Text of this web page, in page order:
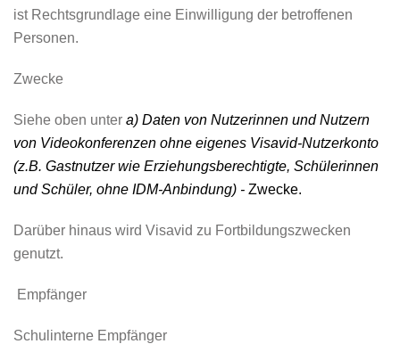
ist Rechtsgrundlage eine Einwilligung der betroffenen
Personen.
Zwecke
Siehe oben unter a) Daten von Nutzerinnen und Nutzern
von Videokonferenzen ohne eigenes Visavid-Nutzerkonto
(z.B. Gastnutzer wie Erziehungsberechtigte, Schülerinnen
und Schüler, ohne IDM-Anbindung) - Zwecke.
Darüber hinaus wird Visavid zu Fortbildungszwecken
genutzt.
Empfänger
Schulinterne Empfänger